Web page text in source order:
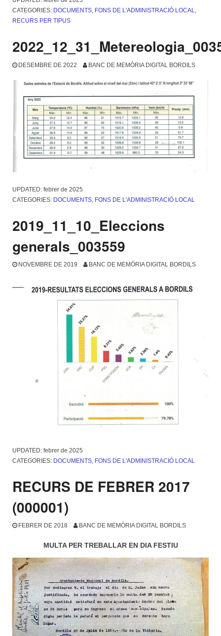
CATEGORIES: DOCUMENTS, FONS DE L'ADMINISTRACIÓ LOCAL,
RECURS PER TIPUS
DESEMBRE DE 2022 BANC DE MEMÒRIA DIGITAL BORDILS
UPDATED: febrer de 2025
CATEGORIES: DOCUMENTS, FONS DE L'ADMINISTRACIÓ LOCAL
2019_11_10_Eleccions
generals_003559
NOVEMBRE DE 2019 BANC DE MEMÒRIA DIGITAL BORDILS
UPDATED: febrer de 2025
CATEGORIES: DOCUMENTS FONS DE L'ADMINISTRACIÓ LOCAL
RECURS DE FEBRER 2017
(000001)
FEBRER DE 2018 BANC DE MEMÒRIA DIGITAL BORDILS
MULTA PER TREBALLAR EN DIA FESTIU